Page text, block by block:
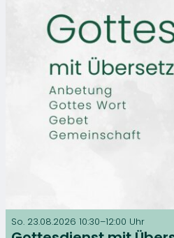
So. 23.08.2026 10:30–12:00 Uhr